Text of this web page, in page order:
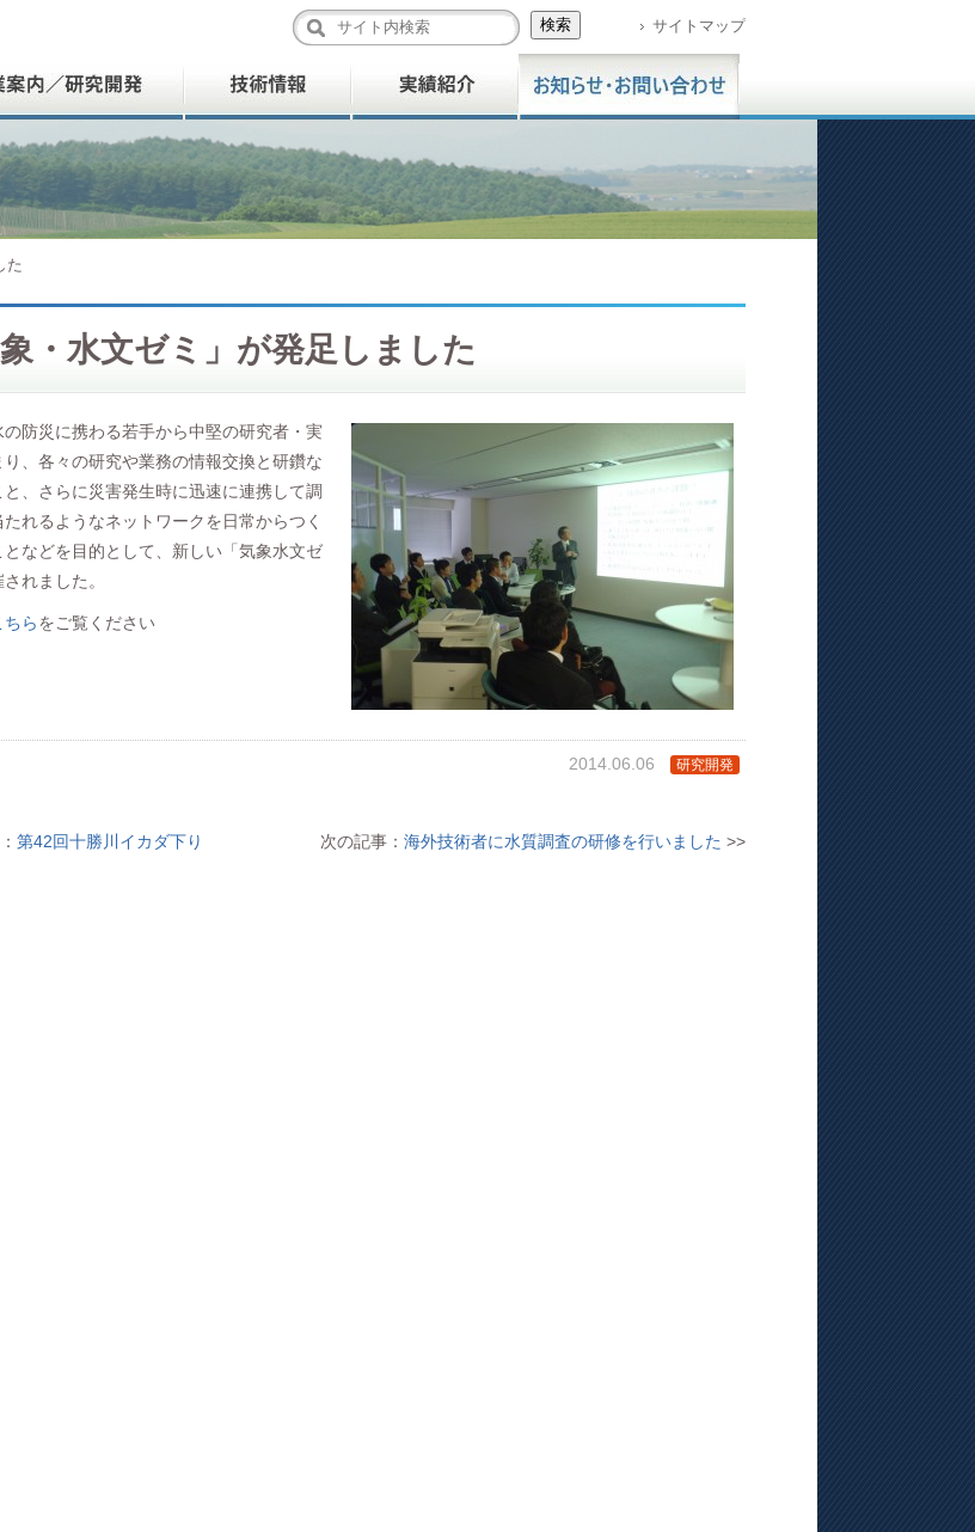
サイトマップ
た
象・水文ゼミ」が発足しました
の防災に携わる若手から中堅の研究者・実
、各々の研究や業務の情報交換と研鑽な
と、さらに災害発生時に迅速に連携して調
れるようなネットワークを日常からつく
となどを目的として、新しい「気象水文ゼ
れました。
ちらをご覧ください
2014.06.06 研究開発
次の記事： 海外技術者に水質調査の研修を行いました >>
第42回十勝川イカダ下り